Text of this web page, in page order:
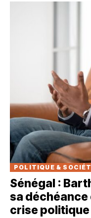
POLITIQUE &
Sénégal :
sa déchéance
crise